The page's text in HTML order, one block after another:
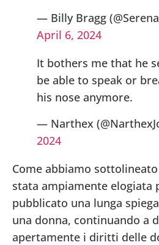
— Billy Bragg
April 6, 2024
It bothers me that he
be able to speak or
his nose anymore.
— Narthex
2024
Come abbiamo
stata ampiamente elogiata
pubblicato una lunga
una donna, continuando a
apertamente i diritti delle